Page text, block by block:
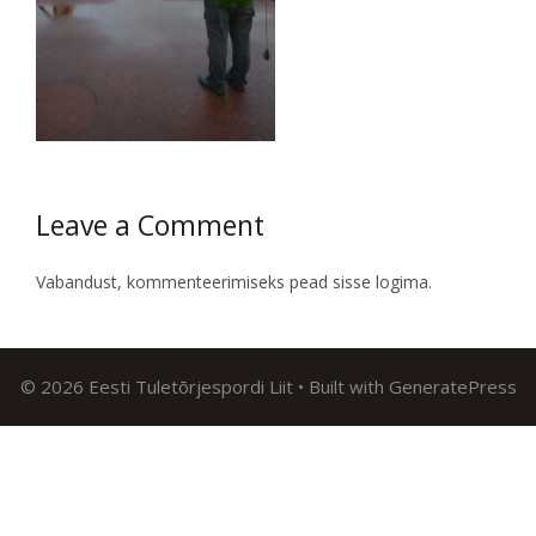
Leave a Comment
Vabandust, kommenteerimiseks pead sisse logima.
© 2026 Eesti Tuletõrjespordi Liit• Built with GeneratePress